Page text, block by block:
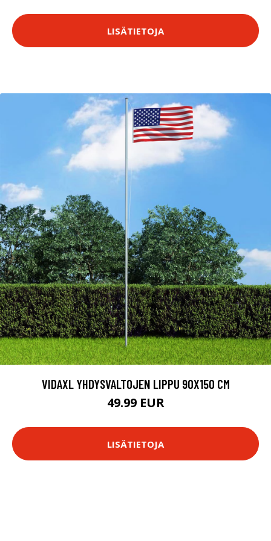
LISÄTIETOJA
VIDAXL YHDYSVALTOJEN LIPPU 90X150 CM
49.99 EUR
LISÄTIETOJA